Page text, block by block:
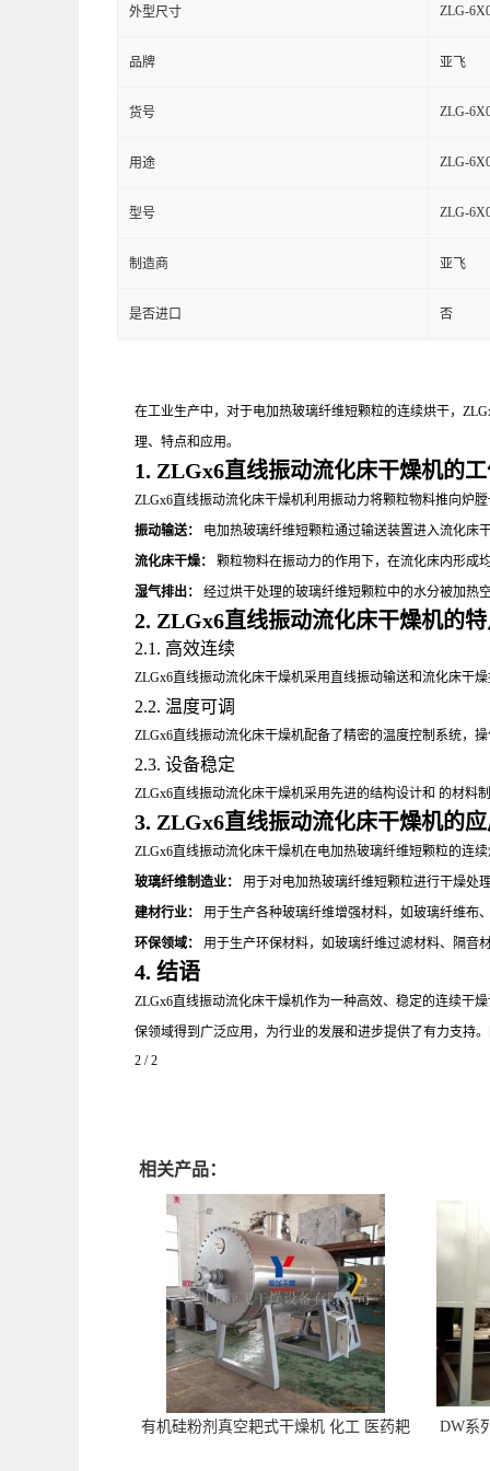
外型尺寸 ZLG-
品牌 亚飞
货号 ZLG-
用途 ZLG-
型号 ZLG-
制造商 亚飞
是否进口 否
在工业生产中，对于电加热玻璃纤维短颗粒的连续烘干，
理、特点和应用。
1. ZLGx6直线振动流化床干燥机的
ZLGx6直线振动流化床干燥机利用振动力将颗粒物料推向炉
振动输送：
电加热玻璃纤维短颗粒通过输送装置进入流化床
流化床干燥：
颗粒物料在振动力的作用下，在流化床内形成
湿气排出：
经过烘干处理的玻璃纤维短颗粒中的水分被加热
2. ZLGx6直线振动流化床干燥机的
2.1. 高效连续
ZLGx6直线振动流化床干燥机采用直线振动输送和流化床干
2.2. 温度可调
ZLGx6直线振动流化床干燥机配备了精密的温度控制系统，
2.3. 设备稳定
ZLGx6直线振动流化床干燥机采用先进的结构设计和 的材料
3. ZLGx6直线振动流化床干燥机的
ZLGx6直线振动流化床干燥机在电加热玻璃纤维短颗粒的连
玻璃纤维制造业：
用于对电加热玻璃纤维短颗粒进行干燥处
建材行业：
用于生产各种玻璃纤维增强材料，如玻璃纤维布
环保领域：
用于生产环保材料，如玻璃纤维过滤材料、隔音
4. 结语
ZLGx6直线振动流化床干燥机作为一种高效、稳定的连续干
保领域得到广泛应用，为行业的发展和进步提供了有力支持
2 / 2
相关产品：
有机硅粉剂真空耙式干燥机 化工 医药耙
DW系